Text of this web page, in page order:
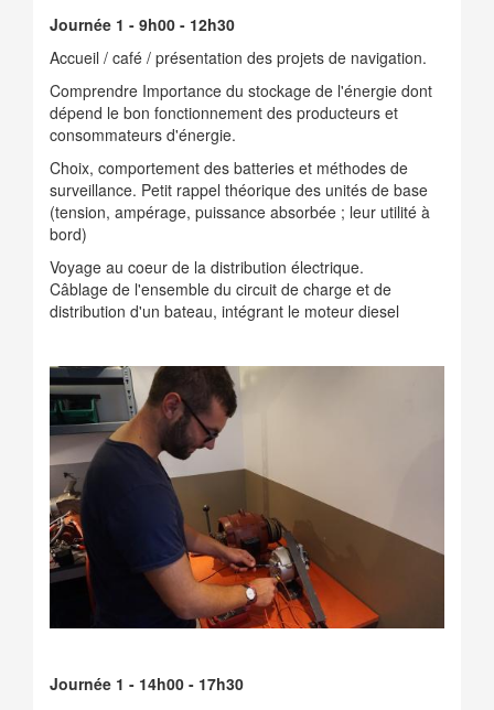
Journée 1 - 9h00 - 12h30
Accueil / café / présentation des projets de navigation.
Comprendre Importance du stockage de l'énergie dont
dépend le bon fonctionnement des producteurs et
consommateurs d'énergie.
Choix, comportement des batteries et méthodes de
surveillance. Petit rappel théorique des unités de base
(tension, ampérage, puissance absorbée ; leur utilité à
bord)
Voyage au coeur de la distribution électrique.
Câblage de l'ensemble du circuit de charge et de
distribution d'un bateau, intégrant le moteur diesel
Journée 1 - 14h00 - 17h30